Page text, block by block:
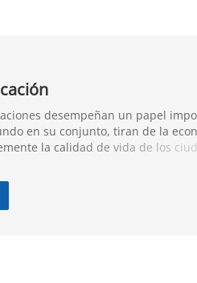
desempeñan un papel
en su conjunto, tiran de la
la calidad de vida de los